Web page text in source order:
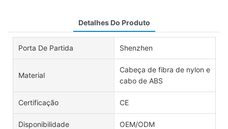
Detalhes Do Produto
Porta De Partida Shenzhen
Material
Cabeça de fibra de nylon e
cabo de ABS
Certificação CE
Disponibilidade OEM/ODM